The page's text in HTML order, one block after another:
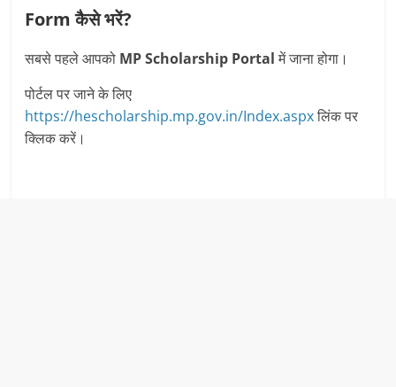
Form कैसे भरें?
सबसे पहले आपको MP Scholarship Portalमें जाना होगा।
पोर्टल पर जाने के लिए
https://hescholarship.mp.gov.in/Index.aspxलिंक पर
क्लिक करें।